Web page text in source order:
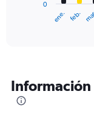
categories.
The
ene. feb.
0